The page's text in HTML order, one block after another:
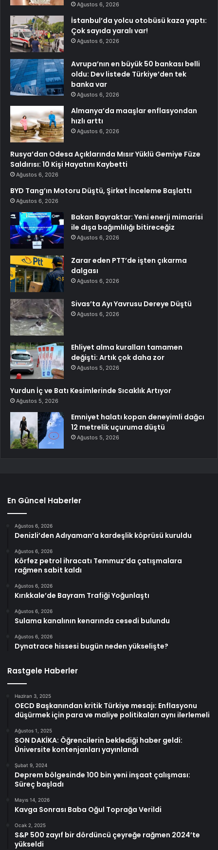
Ağustos 6, 2026
İstanbul’da yolcu otobüsü kaza yaptı:
Çok sayıda yaralı var!
Ağustos 6, 2026
Avrupa’nın en büyük 50 bankası belli
oldu: Dev listede Türkiye’den tek
banka var
Ağustos 6, 2026
Almanya’da maaşlar enflasyondan
hızlı arttı
Ağustos 6, 2026
Rusya’dan Odesa Açıklarında Mısır Yüklü Gemiye Füze
Saldırısı: 10 Kişi Hayatını Kaybetti
Ağustos 6, 2026
BYD Tang’ın Motoru Düştü, Şirket İnceleme Başlattı
Ağustos 6, 2026
Bakan Bayraktar: Yeni enerji mimarisi
ile dışa bağımlılığı bitireceğiz
Ağustos 6, 2026
Zarar eden PTT’de işten çıkarma
dalgası
Ağustos 6, 2026
Sivas’ta Ayı Yavrusu Dereye Düştü
Ağustos 6, 2026
Ehliyet alma kuralları tamamen
değişti: Artık çok daha zor
Ağustos 5, 2026
Yurdun İç ve Batı Kesimlerinde Sıcaklık Artıyor
Ağustos 5, 2026
Emniyet halatı kopan deneyimli dağcı
12 metrelik uçuruma düştü
Ağustos 5, 2026
En Güncel Haberler
Ağustos 6, 2026
Denizli’den Adıyaman’a kardeşlik köprüsü kuruldu
Ağustos 6, 2026
Körfez petrol ihracatı Temmuz’da çatışmalara
rağmen sabit kaldı
Ağustos 6, 2026
Kırıkkale’de Bayram Trafiği Yoğunlaştı
Ağustos 6, 2026
Sulama kanalının kenarında cesedi bulundu
Ağustos 6, 2026
Dynatrace hissesi bugün neden yükselişte?
Rastgele Haberler
Haziran 3, 2025
OECD Başkanından kritik Türkiye mesajı: Enflasyonu
düşürmek için para ve maliye politikaları aynı ilerlemeli
Ağustos 1, 2025
SON DAKİKA: Öğrencilerin beklediği haber geldi:
Üniversite kontenjanları yayınlandı
Şubat 9, 2024
Deprem bölgesinde 100 bin yeni inşaat çalışması:
Süreç başladı
Mayıs 14, 2026
Kavga Sonrası Baba Oğul Toprağa Verildi
Ocak 2, 2025
S&P 500 zayıf bir dördüncü çeyreğe rağmen 2024’te
yükseldi